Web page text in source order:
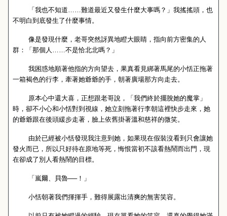
「我也不知道……難道最近又發生什麼大事嗎？」我搖搖頭，也
不明白到底發生了什麼事情。
像是發現什麼，老哥突然訝異地瞪大眼睛，指向前方密集的人
群：「那個人……不是恰北北嗎？」
我困惑地順著他指的方向望去，果真看見綁著馬尾的小恬正拖著
一箱褐色的行李，牽著她爺爺的手，朝著廣場那方向走去。
原本心中還大喜，正想跟老哥說，「我們終於擺脫她的魔掌」
時，卻不小心和小恬對到視線，她立刻拖著行李朝這裡快步走來，她
的爺爺跟在後頭緩步走著，臉上依舊掛著溫和慈祥的微笑。
由於已經被小恬發現我注意到她，如果現在假裝沒看到只會讓她
發火而已，所以只好待在原地等死，悔恨當初不該看熱鬧而出門，現
在卻成了別人看熱鬧的目標。
「嵐爾、貝魯──！」
小恬朝著我們揮揮手，難得展露出清爽的無害笑容。